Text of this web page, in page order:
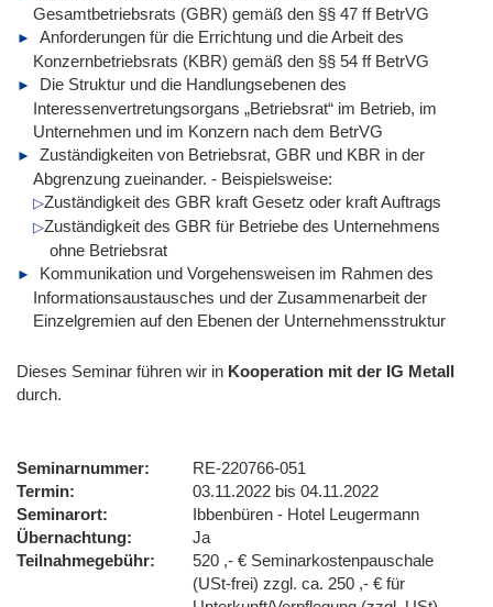
Gesamtbetriebsrats (GBR) gemäß den §§ 47 ff BetrVG
Anforderungen für die Errichtung und die Arbeit des
Konzernbetriebsrats (KBR) gemäß den §§ 54 ff BetrVG
Die Struktur und die Handlungsebenen des
Interessenvertretungsorgans „Betriebsrat“ im Betrieb, im
Unternehmen und im Konzern nach dem BetrVG
Zuständigkeiten von Betriebsrat, GBR und KBR in der
Abgrenzung zueinander. - Beispielsweise:
Zuständigkeit des GBR kraft Gesetz oder kraft Auftrags
Zuständigkeit des GBR für Betriebe des Unternehmens
ohne Betriebsrat
Kommunikation und Vorgehensweisen im Rahmen des
Informationsaustausches und der Zusammenarbeit der
Einzelgremien auf den Ebenen der Unternehmensstruktur
Dieses Seminar führen wir in Kooperation mit der IG Metall
durch.
Seminarnummer
RE-220766-051
Termin
03.11.2022 bis 04.11.2022
Seminarort
Ibbenbüren - Hotel Leugermann
Übernachtung
Ja
Teilnahmegebühr
520 ,- € Seminarkostenpauschale
(USt-frei) zzgl. ca. 250 ,- € für